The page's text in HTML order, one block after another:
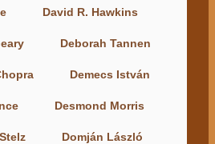
David R. Hawkins
Deborah Tannen
Demecs István
Desmond Morris
Domján László